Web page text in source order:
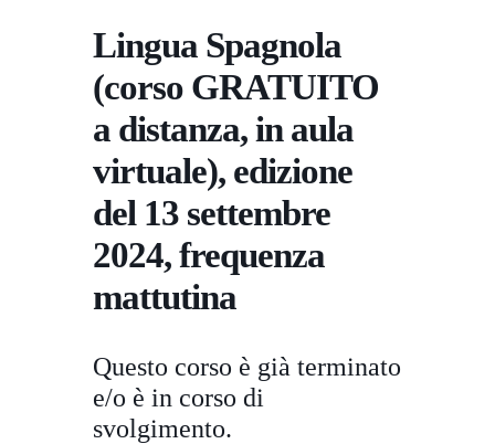
Lingua Spagnola
(corso GRATUITO
a distanza, in aula
virtuale), edizione
del 13 settembre
2024, frequenza
mattutina
Questo corso è già terminato
e/o è in corso di
svolgimento.